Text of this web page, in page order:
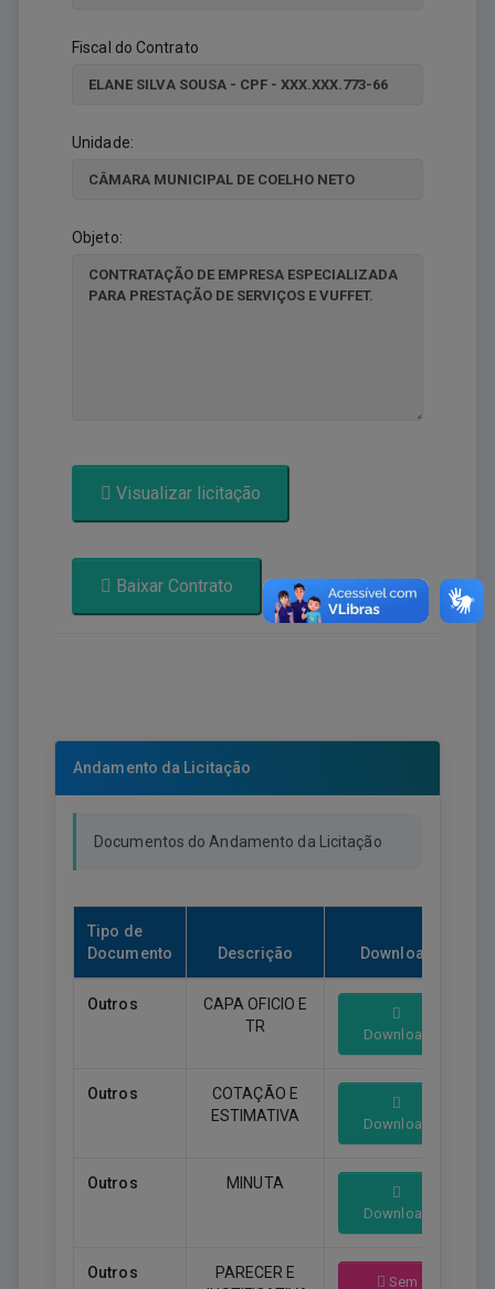
Fiscal do Contrato
Unidade:
Objeto:
Visualizar licitação
Baixar Contrato
Andamento da Licitação
Documentos do Andamento da Licitação
Tipo de
Documento
Descrição Download
Outros
CAPA OFICIO E
TR
Download
Outros
COTAÇÃO E
ESTIMATIVA
Download
Outros MINUTA
Download
Outros
PARECER E
Sem